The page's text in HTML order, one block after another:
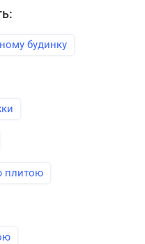
будинку
плитою